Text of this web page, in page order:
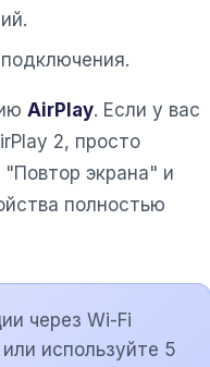
AirPlay. Если у вас
2, просто
экрана" и
полностью
через Wi-Fi
используйте 5